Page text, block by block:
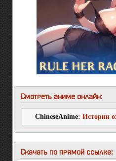
Смотреть аниме онлайн:
ChineseAnime: Истории
монстрами
Скачать по прямой ссылке: